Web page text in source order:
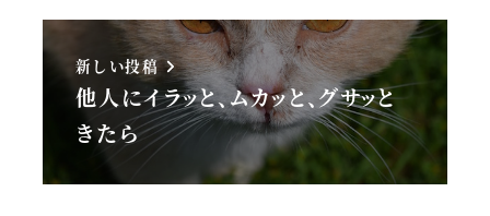
新しい投稿
他人にイラッと、ムカッと、グサッと
きたら